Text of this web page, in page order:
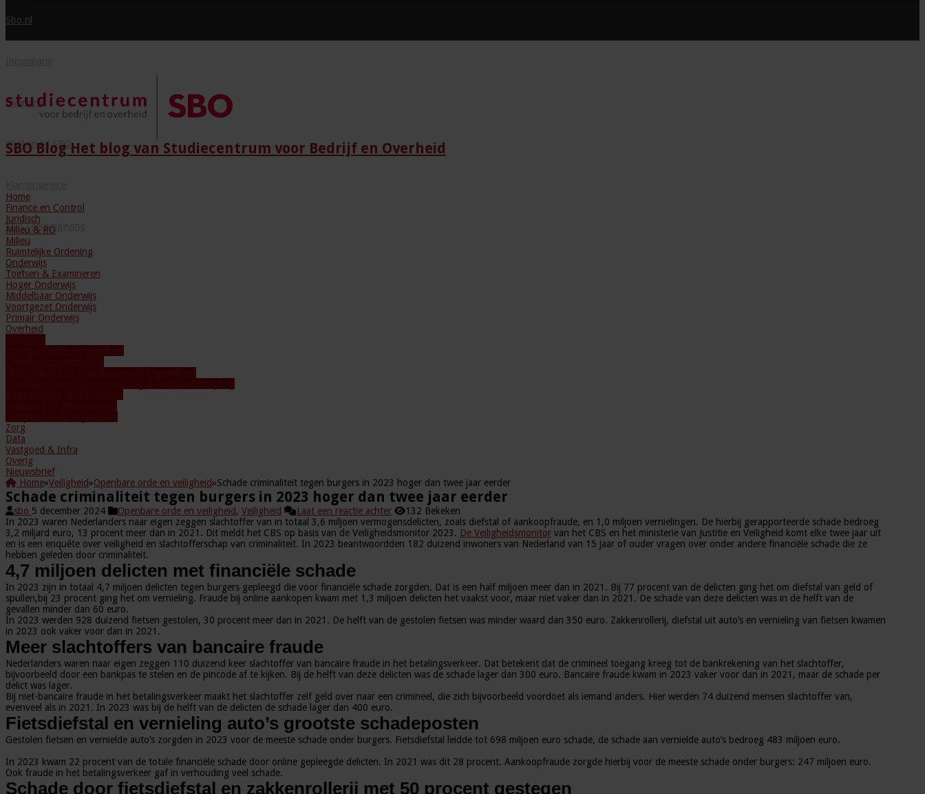
Sbo.nl
Over ons
Werken bij SBO
Mijn Leeromgeving
Blog
SBO Blog Het blog van Studiecentrum voor Bedrijf en Overheid
Home
Finance en Control
Juridisch
Milieu & RO
Milieu
Ruimtelijke Ordening
Onderwijs
Toetsen & Examineren
Hoger Onderwijs
Middelbaar Onderwijs
Voortgezet Onderwijs
Primair Onderwijs
Overheid
Zorg
Data
Vastgoed & Infra
Overig
Nieuwsbrief
Home»Veiligheid»Openbare orde en veiligheid»Schade criminaliteit tegen burgers in 2023 hoger dan twee jaar eerder
Schade criminaliteit tegen burgers in 2023 hoger dan twee jaar eerder
sbo 5 december 2024 Openbare orde en veiligheid, Veiligheid Laat een reactie achter
132 Bekeken
In 2023 waren Nederlanders naar eigen zeggen slachtoffer van in totaal 3,6 miljoen vermogensdelicten, zoals diefstal of aankoopfraude, en 1,0 miljoen vernielingen. De hierbij gerapporteerde schade bedroeg
3,2 miljard euro, 13 procent meer dan in 2021. Dit meldt het CBS op basis van de Veiligheidsmonitor 2023. De Veiligheidsmonitor van het CBS en het ministerie van Justitie en Veiligheid komt elke twee jaar uit
en is een enquête over veiligheid en slachtofferschap van criminaliteit. In 2023 beantwoordden 182 duizend inwoners van Nederland van 15 jaar of ouder vragen over onder andere financiële schade die ze
hebben geleden door criminaliteit.
4,7 miljoen delicten met financiële schade
In 2023 zijn in totaal 4,7 miljoen delicten tegen burgers gepleegd die voor financiële schade zorgden. Dat is een half miljoen meer dan in 2021. Bij 77 procent van de delicten ging het om diefstal van geld of
spullen,bij 23 procent ging het om vernieling. Fraude bij online aankopen kwam met 1,3 miljoen delicten het vaakst voor, maar niet vaker dan in 2021. De schade van deze delicten was in de helft van de
gevallen minder dan 60 euro.
In 2023 werden 928 duizend fietsen gestolen, 30 procent meer dan in 2021. De helft van de gestolen fietsen was minder waard dan 350 euro. Zakkenrollerij, diefstal uit auto’s en vernieling van fietsen kwamen
in 2023 ook vaker voor dan in 2021.
Meer slachtoffers van bancaire fraude
Nederlanders waren naar eigen zeggen 110 duizend keer slachtoffer van bancaire fraude in het betalingsverkeer. Dat betekent dat de crimineel toegang kreeg tot de bankrekening van het slachtoffer,
bijvoorbeeld door een bankpas te stelen en de pincode af te kijken. Bij de helft van deze delicten was de schade lager dan 300 euro. Bancaire fraude kwam in 2023 vaker voor dan in 2021, maar de schade per
delict was lager.
Bij niet-bancaire fraude in het betalingsverkeer maakt het slachtoffer zelf geld over naar een crimineel, die zich bijvoorbeeld voordoet als iemand anders. Hier werden 74 duizend mensen slachtoffer van,
evenveel als in 2021. In 2023 was bij de helft van de delicten de schade lager dan 400 euro.
Fietsdiefstal en vernieling auto’s grootste schadeposten
Gestolen fietsen en vernielde auto’s zorgden in 2023 voor de meeste schade onder burgers. Fietsdiefstal leidde tot 698 miljoen euro schade, de schade aan vernielde auto’s bedroeg 483 miljoen euro.
In 2023 kwam 22 procent van de totale financiële schade door online gepleegde delicten. In 2021 was dit 28 procent. Aankoopfraude zorgde hierbij voor de meeste schade onder burgers: 247 miljoen euro.
Ook fraude in het betalingsverkeer gaf in verhouding veel schade.
Schade door fietsdiefstal en zakkenrollerij met 50 procent gestegen